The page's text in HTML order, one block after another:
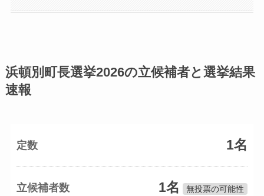
浜頓別町長選挙2026の立候補者と選挙結果
速報
定数 1名
立候補者数 1名 無投票の可能性